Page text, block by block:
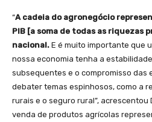
“A cadeia do agronegócio
PIB [a soma de todas as riquezas
nacional. E é muito importante que
nossa economia tenha a
subsequentes e o compromisso das
debater temas espinhosos, como a
rurais e o seguro rural”, acrescentou
venda de produtos agrícolas